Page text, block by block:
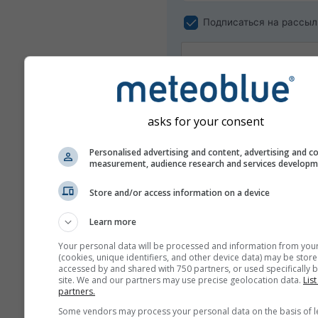
Подписаться на
Мы не передаём ваш адрес
принимаете нашиправила и
адрес электронной почты
будет использовать в других
asks for your consent
Personalised advertising and content, advertising and
measurement, audience research and services
Store and/or access information on a device
Learn more
Your personal data will be processed and information from
(cookies, unique identifiers, and other device data) may be
accessed by and shared with 750 partners, or used specifically
site. We and our partners may use precise geolocation data.
partners.
Some vendors may process your personal data on the basis of